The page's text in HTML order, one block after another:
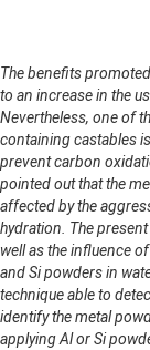
The benefits
to an increase in the
Nevertheless, one of
containing castables
prevent carbon
pointed out that the
affected by the
hydration. The
well as the influence
and Si powders in
technique able to
identify the metal
applying Al or Si